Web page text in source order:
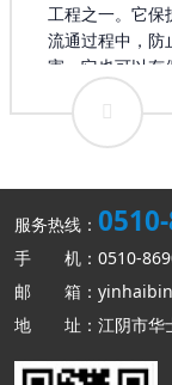
工程之一。它保
流通过程中，防
害，它也可以有
的食用，又是
质成本以外的价
工程不可分的
开始融入更多的
对于食品包装
品能够适应新
东认为将移动
上问题的办法。
服务热线：
手 机：0510-
邮 箱：
地 址：江阴市华